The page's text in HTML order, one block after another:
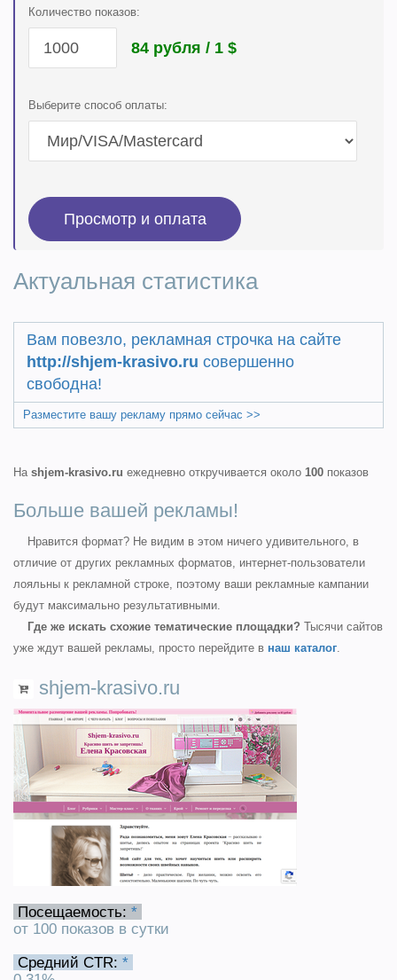
Количество показов:
84 рубля / 1 $
Выберите способ оплаты:
Актуальная статистика
Вам повезло, рекламная строчка на сайте
http://shjem-krasivo.ru совершенно
свободна!
Разместите вашу рекламу прямо сейчас >>
На shjem-krasivo.ru ежедневно откручивается около 100 показов
Больше вашей рекламы!
Нравится формат? Не видим в этом ничего удивительного, в
отличие от других рекламных форматов, интернет-пользователи
лояльны к рекламной строке, поэтому ваши рекламные кампании
будут максимально результативными.
Где же искать схожие тематические площадки? Тысячи сайтов
уже ждут вашей рекламы, просто перейдите в наш каталог.
shjem-krasivo.ru
Посещаемость: *
от 100 показов в сутки
Средний CTR: *